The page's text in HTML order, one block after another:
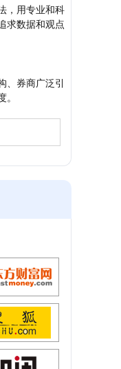
，用专业和科
求数据和观点
、券商广泛引